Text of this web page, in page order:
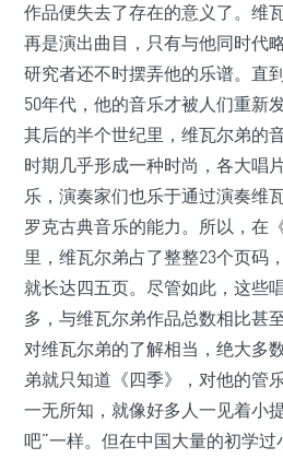
作品便失去了存在的意义了。维
再是演出曲目，只有与他同时代
研究者还不时摆弄他的乐谱。直
50年代，他的音乐才被人们重新
其后的半个世纪里，维瓦尔弟的
时期几乎形成一种时尚，各大唱
乐，演奏家们也乐于通过演奏维
罗克古典音乐的能力。所以，在
里，维瓦尔弟占了整整23个页码
就长达四五页。尽管如此，这些
多，与维瓦尔弟作品总数相比甚
对维瓦尔弟的了解相当，绝大多
弟就只知道《四季》，对他的管
一无所知，就像好多人一见着小
吧”一样。但在中国大量的初学